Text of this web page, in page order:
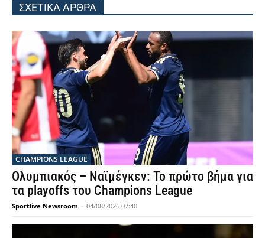
ΣΧΕΤΙΚΑ ΑΡΘΡΑ
CHAMPIONS LEAGUE
Ολυμπιακός – Ναϊμέγκεν: Το πρώτο βήμα για
τα playoffs του Champions League
Sportlive Newsroom - 04/08/2026 07:40